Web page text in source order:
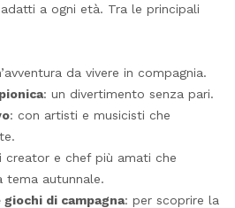
a ogni età. Tra le principali
da vivere in compagnia.
: un divertimento senza pari.
: con artisti e musicisti che
creator e chef più amati che
tema autunnale.
di campagna: per scoprire la